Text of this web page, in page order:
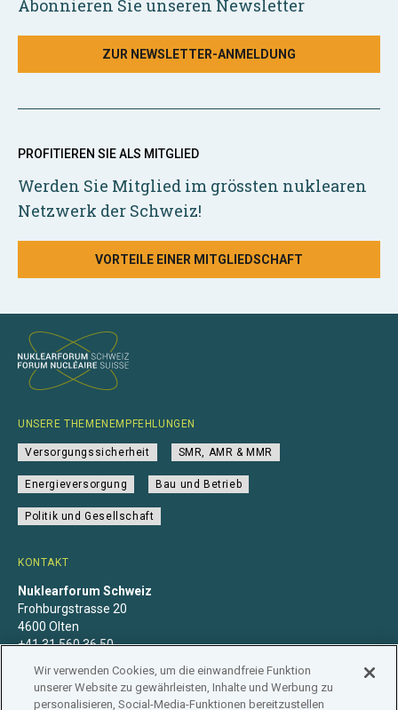
Abonnieren Sie unseren Newsletter
ZUR NEWSLETTER-ANMELDUNG
PROFITIEREN SIE ALS MITGLIED
Werden Sie Mitglied im grössten nuklearen
Netzwerk der Schweiz!
VORTEILE EINER MITGLIEDSCHAFT
KONTAKT
Nuklearforum Schweiz
Frohburgstrasse 20
4600 Olten
+41 31 560 36 50
info@nuklearforum.ch
UNSERE THEMENEMPFEHLUNGEN
Versorgungssicherheit SMR, AMR & MMR
Energieversorgung Bau und Betrieb
Politik und Gesellschaft
Wir verwenden Cookies, um die einwandfreie Funktion
unserer Website zu gewährleisten, Inhalte und Werbung zu
personalisieren, Social-Media-Funktionen bereitzustellen